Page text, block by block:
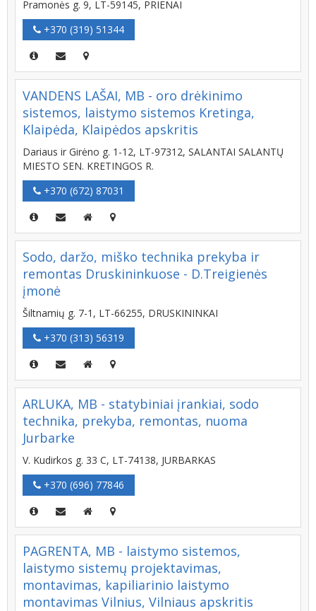
Pramonės g. 9, LT-59145, PRIENAI
+370 (319) 51344
VANDENS LAŠAI, MB - oro drėkinimo
sistemos, laistymo sistemos Kretinga,
Klaipėda, Klaipėdos apskritis
Dariaus ir Girėno g. 1-12, LT-97312, SALANTAI SALANTŲ
MIESTO SEN. KRETINGOS R.
+370 (672) 87031
Sodo, daržo, miško technika prekyba ir
remontas Druskininkuose - D.Treigienės
įmonė
Šiltnamių g. 7-1, LT-66255, DRUSKININKAI
+370 (313) 56319
ARLUKA, MB - statybiniai įrankiai, sodo
technika, prekyba, remontas, nuoma
Jurbarke
V. Kudirkos g. 33 C, LT-74138, JURBARKAS
+370 (696) 77846
PAGRENTA, MB - laistymo sistemos,
laistymo sistemų projektavimas,
montavimas, kapiliarinio laistymo
montavimas Vilnius, Vilniaus apskritis